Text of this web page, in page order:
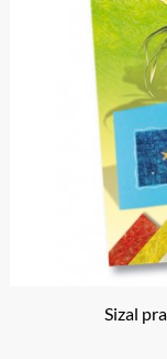
Sizal